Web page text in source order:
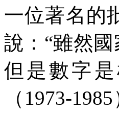
一位著名的
說：“雖然
但是數字
（ 1973-1985